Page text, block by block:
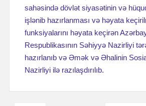
sahəsində dövlət siyasətinin və
işlənib hazırlanması və həyata
funksiyalarını həyata keçirən
Respublikasının Səhiyyə Nazirliyi
hazırlanıb və Əmək və Əhalinin
Nazirliyi ilə razılaşdırılıb.